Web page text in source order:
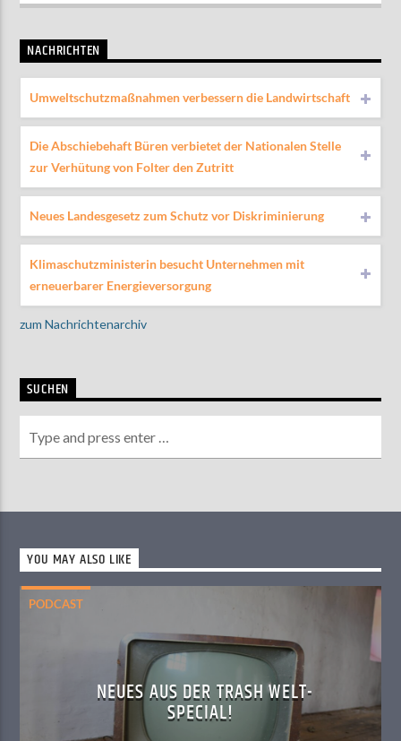
NACHRICHTEN
Umweltschutzmaßnahmen verbessern die Landwirtschaft
Die Abschiebehaft Büren verbietet der Nationalen Stelle
zur Verhütung von Folter den Zutritt
Neues Landesgesetz zum Schutz vor Diskriminierung
Klimaschutzministerin besucht Unternehmen mit
erneuerbarer Energieversorgung
zum Nachrichtenarchiv
SUCHEN
YOU MAY ALSO LIKE
PODCAST
NEUES AUS DER TRASH WELT-
SPECIAL!